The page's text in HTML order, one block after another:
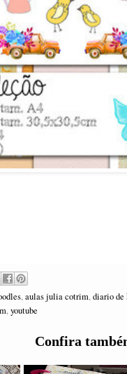
,aulas julia cotrim,diario de
,youtube
Confira